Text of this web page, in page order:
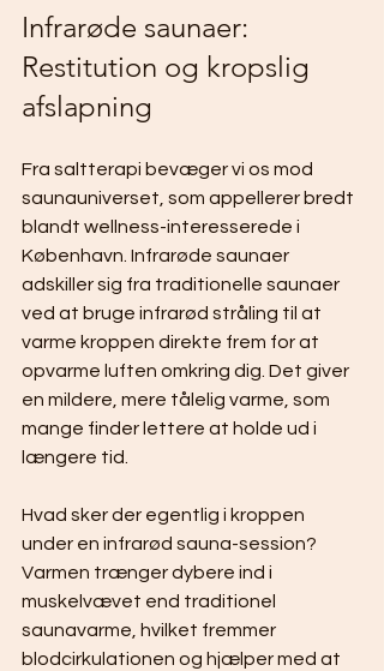
Infrarøde saunaer:
Restitution og kropslig
afslapning
Fra saltterapi bevæger vi os mod
saunauniverset, som appellerer bredt
blandt wellness-interesserede i
København. Infrarøde saunaer
adskiller sig fra traditionelle saunaer
ved at bruge infrarød stråling til at
varme kroppen direkte frem for at
opvarme luften omkring dig. Det giver
en mildere, mere tålelig varme, som
mange finder lettere at holde ud i
længere tid.
Hvad sker der egentlig i kroppen
under en infrarød sauna-session?
Varmen trænger dybere ind i
muskelvævet end traditionel
saunavarme, hvilket fremmer
blodcirkulationen og hjælper med at